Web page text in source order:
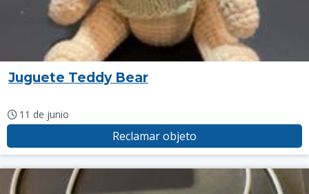
Juguete Teddy Bear
11 de junio
Reclamar objeto